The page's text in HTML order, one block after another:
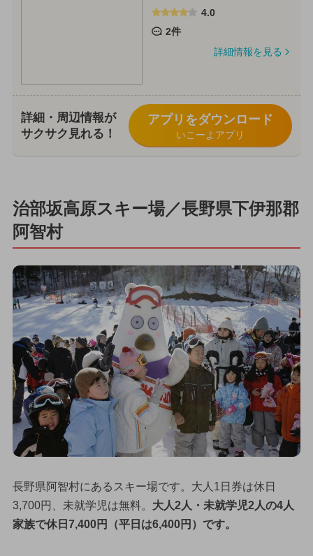
4.0
2件
詳細情報を見る
詳細・周辺情報が
サクサク見れる！
アプリをダウンロード
いこーよアプリ
治部坂高原スキー場／長野県下伊那郡
阿智村
長野県阿智村にあるスキー場です。大人1日券は休日
3,700円、未就学児は無料。 大人2人・未就学児2人の4人
家族で休日7,400円（平日は6,400円）です。